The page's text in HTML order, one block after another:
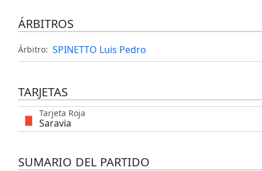
ÁRBITROS
Árbitro: SPINETTO Luis Pedro
TARJETAS
Tarjeta Roja
Saravia
SUMARIO DEL PARTIDO